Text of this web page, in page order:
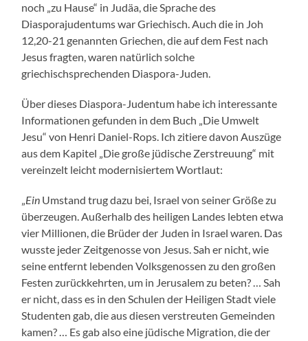
noch „zu Hause“ in Judäa, die Sprache des
Diasporajudentums war Griechisch. Auch die in Joh
12,20-21 genannten Griechen, die auf dem Fest nach
Jesus fragten, waren natürlich solche
griechischsprechenden Diaspora-Juden.
Über dieses Diaspora-Judentum habe ich interessante
Informationen gefunden in dem Buch „Die Umwelt
Jesu“ von Henri Daniel-Rops. Ich zitiere davon Auszüge
aus dem Kapitel „Die große jüdische Zerstreuung“ mit
vereinzelt leicht modernisiertem Wortlaut:
„Ein Umstand trug dazu bei, Israel von seiner Größe zu
überzeugen. Außerhalb des heiligen Landes lebten etwa
vier Millionen, die Brüder der Juden in Israel waren. Das
wusste jeder Zeitgenosse von Jesus. Sah er nicht, wie
seine entfernt lebenden Volksgenossen zu den großen
Festen zurückkehrten, um in Jerusalem zu beten? … Sah
er nicht, dass es in den Schulen der Heiligen Stadt viele
Studenten gab, die aus diesen verstreuten Gemeinden
kamen? … Es gab also eine jüdische Migration, die der